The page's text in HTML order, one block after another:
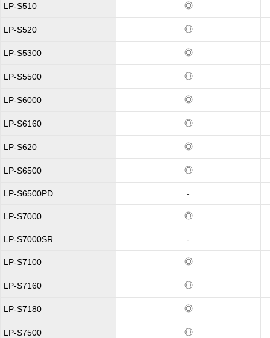
LP-S510 ◎
LP-S520 ◎
LP-S5300 ◎
LP-S5500 ◎
LP-S6000 ◎
LP-S6160 ◎
LP-S620 ◎
LP-S6500 ◎
LP-S6500PD -
LP-S7000 ◎
LP-S7000SR -
LP-S7100 ◎
LP-S7160 ◎
LP-S7180 ◎
LP-S7500 ◎